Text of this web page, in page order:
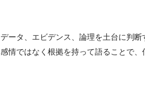
データ、エビデンス、論理を土台に判断
感情ではなく根拠を持って語ることで、